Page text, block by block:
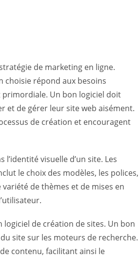
de marketing en ligne.
choisie répond aux besoins
primordiale. Un bon logiciel doit
et de gérer leur site web aisément.
de création et encouragent
visuelle d’un site. Les
le choix des modèles, les polices,
de thèmes et de mises en
logiciel de création de sites. Un bon
site sur les moteurs de recherche.
contenu, facilitant ainsi le